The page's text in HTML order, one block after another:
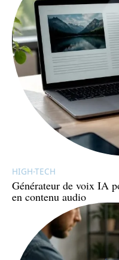
HIGH-TECH
Générateur de voix IA
en contenu audio